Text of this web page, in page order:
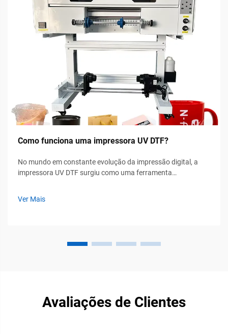
Como funciona uma impressora UV DTF?
No mundo em constante evolução da impressão digital, a
impressora UV DTF surgiu como uma ferramenta
Ver Mais
Avaliações de Clientes